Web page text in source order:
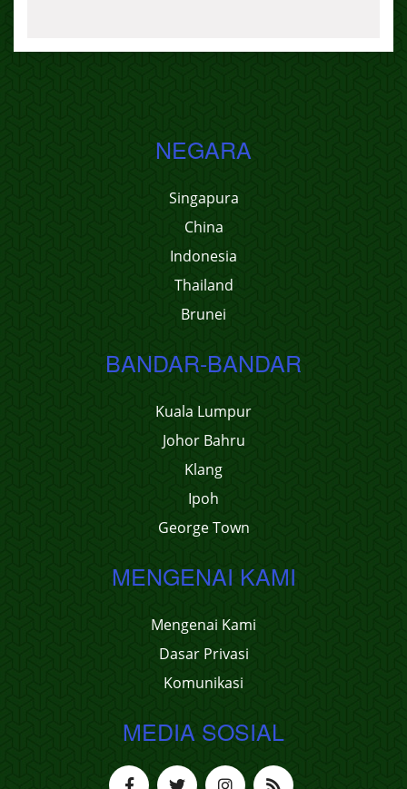
NEGARA
Singapura
China
Indonesia
Thailand
Brunei
BANDAR-BANDAR
Kuala Lumpur
Johor Bahru
Klang
Ipoh
George Town
MENGENAI KAMI
Mengenai Kami
Dasar Privasi
Komunikasi
MEDIA SOSIAL